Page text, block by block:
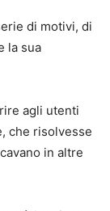
di motivi, di
la sua
agli utenti
che risolvesse
in altre